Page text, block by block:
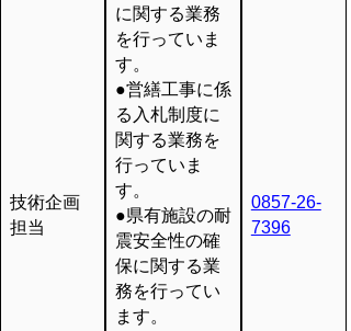
技術企画
担当
に関する業務
を行っていま
す。
●営繕工事に係
る入札制度に
関する業務を
行っていま
す。
●県有施設の耐
震安全性の確
保に関する業
務を行ってい
ます。
0857-26-
7396